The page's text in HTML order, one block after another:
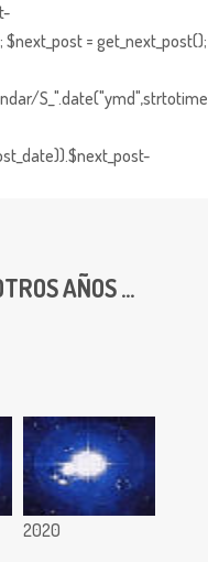
= get_next_post();
AÑOS ...
2020